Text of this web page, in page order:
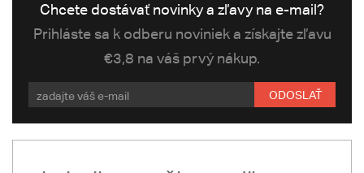
Chcete dostávať novinky a zľavy na e-mail?
Prihláste sa k odberu noviniek a získajte zľavu
€3,8 na váš prvý nákup.
ODOSLAŤ